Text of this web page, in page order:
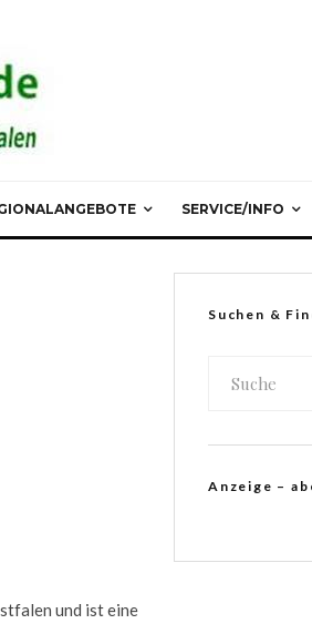
SERVICE/INFO
und ist eine
Suchen &
Anzeige –